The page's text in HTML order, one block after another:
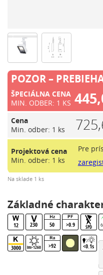
POZOR –
ŠPECIÁLNA CENA
MIN. ODBER: 1 KS
Cena
Min. odber: 1 ks
Projektová cena
Min. odber: 1 ks
Pre
Na sklade 1 ks
Základné
12 230 50 >0.9 SPD
3000 lm>1260 >92 <0.1s